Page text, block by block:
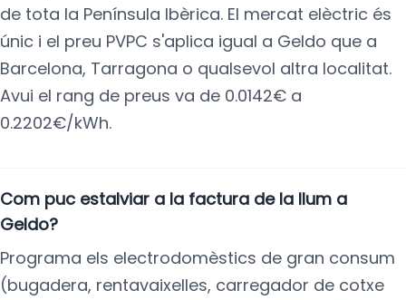
de tota la Península Ibèrica. El mercat elèctric és
únic i el preu PVPC s'aplica igual a Geldo que a
Barcelona, Tarragona o qualsevol altra localitat.
Avui el rang de preus va de 0.0142€ a
0.2202€/kWh.
Com puc estalviar a la factura de la llum a
Geldo?
Programa els electrodomèstics de gran consum
(bugadera, rentavaixelles, carregador de cotxe